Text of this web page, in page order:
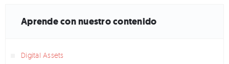
Aprende con nuestro contenido
Digital Assets